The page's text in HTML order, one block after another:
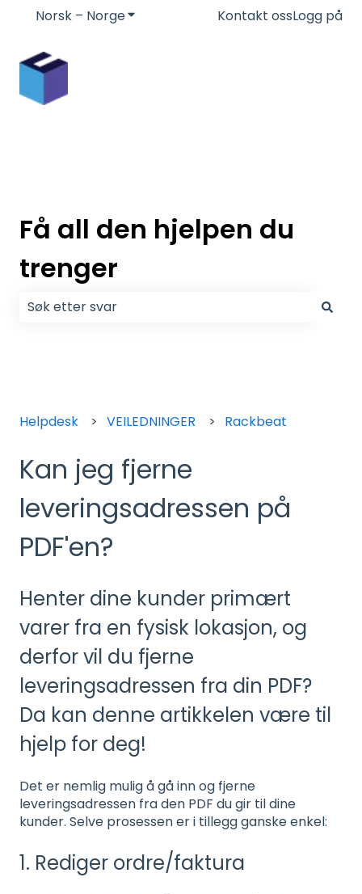
Norsk – NorgeVis undermeny for oversettelser
Kontakt ossLogg på
Få all den hjelpen du
trenger
Helpdesk VEILEDNINGER Rackbeat
Kan jeg fjerne
leveringsadressen på
PDF'en?
Henter dine kunder primært
varer fra en fysisk lokasjon, og
derfor vil du fjerne
leveringsadressen fra din PDF?
Da kan denne artikkelen være til
hjelp for deg!
Det er nemlig mulig å gå inn og fjerne
leveringsadressen fra den PDF du gir til dine
kunder. Selve prosessen er i tillegg ganske enkel:
1. Rediger ordre/faktura